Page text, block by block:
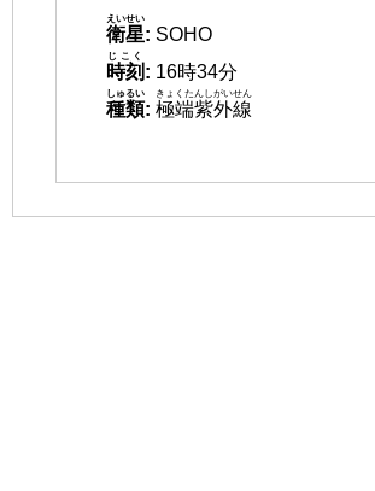
衛星
えいせい
: SOHO
時刻
じこく
: 16時34分
種類
しゅるい
: 極端紫外線
きょくたんしがいせん